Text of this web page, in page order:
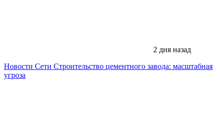
2 дня назад
Новости Сети Строительство цементного завода: масштабная
угроза